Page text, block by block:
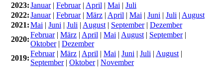
2023:Januar| Februar| April | Mai | Juli
2022:Januar| Februar| März | April | Mai | Juni | Juli | August
2021:Mai | Juni | Juli | August | September| Dezember
2020:
Februar| März | April | Mai | August | September|
Oktober| Dezember
2019:
Februar| März | April | Mai | Juni | Juli | August |
September| Oktober| November